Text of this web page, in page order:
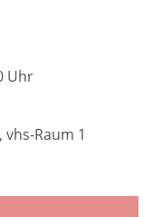
Uhr
Raum 1